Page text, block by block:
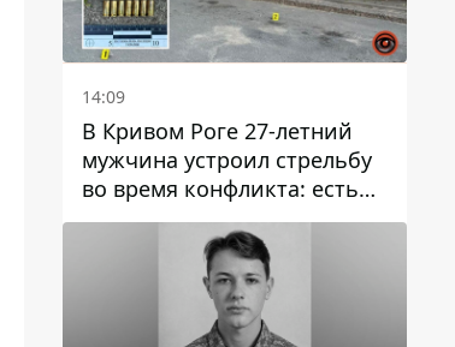
14:09
В Кривом Роге 27-летний
мужчина устроил стрельбу
во время конфликта: есть
раненый